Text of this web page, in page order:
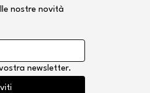
nostre novità
newsletter.